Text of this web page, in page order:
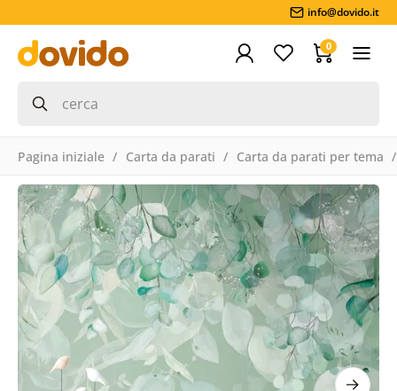
info@dovido.it
0
Pagina iniziale Carta da parati Carta da parati per tema